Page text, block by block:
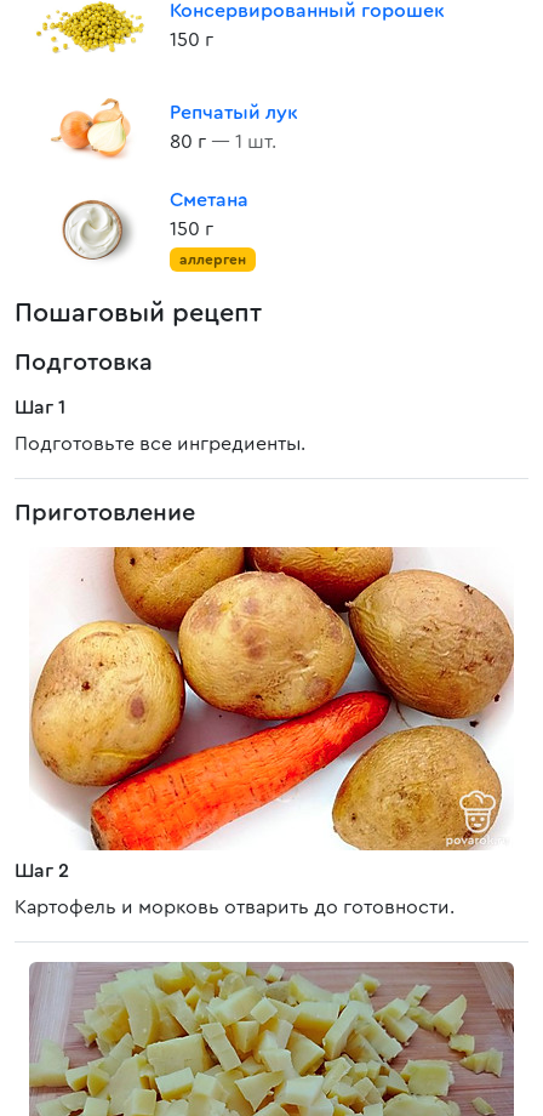
Консервированный горошек
150 г
Репчатый лук
80 г — 1 шт.
Сметана
150 г
аллерген
Пошаговый рецепт
Подготовка
Шаг 1
Подготовьте все ингредиенты.
Приготовление
Шаг 2
Картофель и морковь отварить до готовности.